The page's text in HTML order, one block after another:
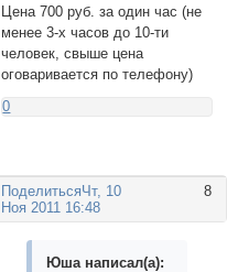
Цена 700 руб. за один час (не
менее 3-х часов до 10-ти
человек, свыше цена
оговаривается по телефону)
0
Поделиться 8
Чт, 10
Ноя 2011 16:48
Юша написал(а):